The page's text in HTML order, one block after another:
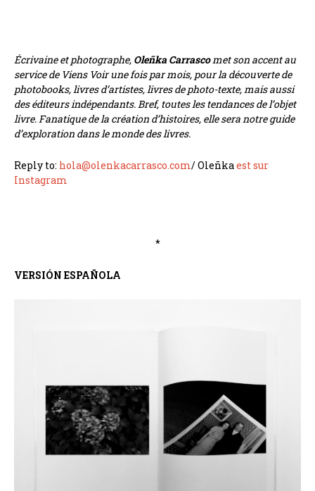
Écrivaine et photographe, Oleñka Carrascomet son accent au
service de Viens Voir une fois par mois, pour la découverte de
photobooks, livres d’artistes, livres de photo-texte, mais aussi
des éditeurs indépendants. Bref, toutes les tendances de l’objet
livre. Fanatique de la création d’histoires, elle sera notre guide
d’exploration dans le monde des livres.
Reply to: hola@olenkacarrasco.com/ Oleñkaest sur
Instagram
*
VERSIÓN ESPAÑOLA